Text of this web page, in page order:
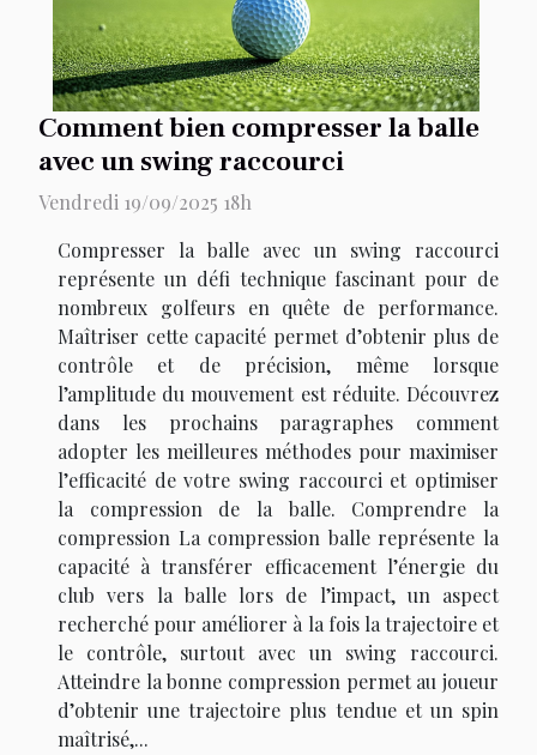
Comment bien compresser la balle
avec un swing raccourci
Vendredi 19/09/2025 18h
Compresser la balle avec un swing raccourci
représente un défi technique fascinant pour de
nombreux golfeurs en quête de performance.
Maîtriser cette capacité permet d’obtenir plus de
contrôle et de précision, même lorsque
l’amplitude du mouvement est réduite. Découvrez
dans les prochains paragraphes comment
adopter les meilleures méthodes pour maximiser
l’efficacité de votre swing raccourci et optimiser
la compression de la balle. Comprendre la
compression La compression balle représente la
capacité à transférer efficacement l’énergie du
club vers la balle lors de l’impact, un aspect
recherché pour améliorer à la fois la trajectoire et
le contrôle, surtout avec un swing raccourci.
Atteindre la bonne compression permet au joueur
d’obtenir une trajectoire plus tendue et un spin
maîtrisé,...